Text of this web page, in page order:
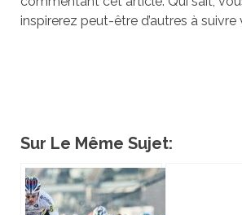
inspirerez peut-être d’autres à suivre
Sur Le Même Sujet: